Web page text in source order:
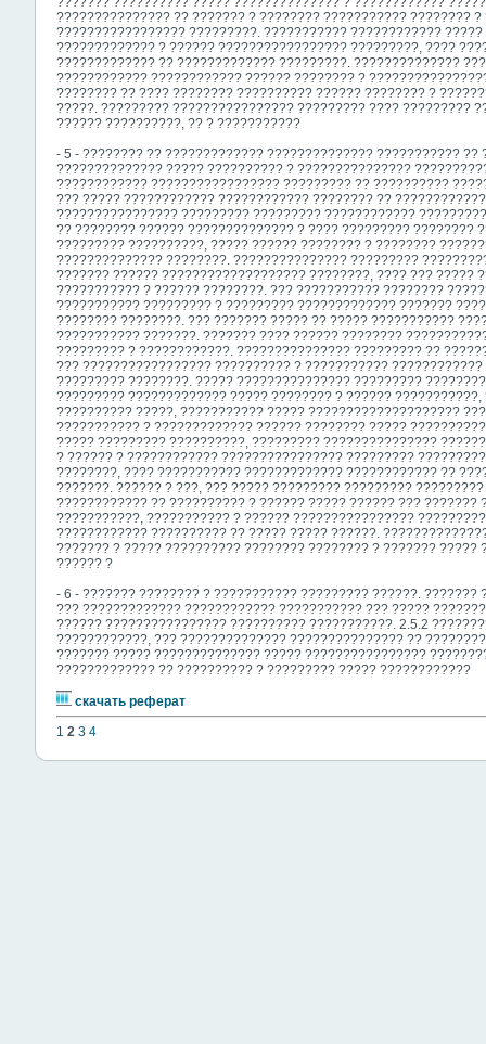
??????????????? ?? ??????? ? ???????? ??????????? ????????
????????????????? ?????????. ??????????? ????????????
????????????? ? ?????? ????????????????? ?????????, ????
????????????? ?? ????????????? ?????????. ??????????????
???????????? ???????????? ?????? ???????? ?
???????? ?? ???? ???????? ?????????? ?????? ???????? ?
?????. ????????? ???????????????? ????????? ???? ?????????
?????? ??????????, ?? ? ???????????
- 5 - ???????? ?? ????????????? ?????????????? ???????????
?????????????? ????? ?????????? ? ???????????????
???????????? ????????????????? ????????? ?? ??????????
??? ????? ???????????? ???????????? ???????? ??
???????????????? ????????? ????????? ????????????
?? ???????? ?????? ?????????????? ? ???? ????????? ????????
????????? ??????????, ????? ?????? ???????? ? ????????
?????????????? ????????. ??????????????? ?????????
??????? ?????? ??????????????????? ????????, ???? ??? ?????
??????????? ? ?????? ????????. ??? ??????????? ????????
??????????? ????????? ? ????????? ????????????? ???????
???????? ????????. ??? ??????? ????? ?? ????? ???????????
??????????? ???????. ??????? ???? ?????? ????????
????????? ? ????????????. ??????????????? ????????? ??
??? ????????????????? ?????????? ? ???????????
????????? ????????. ????? ??????????????? ?????????
????????? ????????????? ????? ???????? ? ??????
?????????? ?????, ??????????? ????? ????????????????????
??????????? ? ????????????? ?????? ???????? ?????
????? ????????? ??????????, ????????? ???????????????
? ?????? ? ???????????? ???????????????? ?????????
????????, ???? ??????????? ????????????? ???????????? ??
???????. ?????? ? ???, ??? ????? ????????? ?????????
???????????? ?? ?????????? ? ?????? ????? ?????? ???
???????????, ??????????? ? ?????? ????????????????
???????????? ?????????? ?? ????? ????? ??????.
??????? ? ????? ?????????? ???????? ???????? ? ??????? ?????
?????? ?
- 6 - ??????? ???????? ? ??????????? ????????? ??????.
??? ????????????? ???????????? ??????????? ??? ?????
?????? ???????????????? ?????????? ???????????. 2.5.2
????????????, ??? ?????????????? ??????????????? ??
??????? ????? ?????????????? ????? ????????????????
????????????? ?? ?????????? ? ????????? ????? ????????????
скачать реферат
1 2 3 4